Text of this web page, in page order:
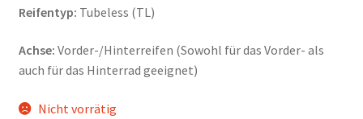
Reifentyp: Tubeless (TL)
Achse: Vorder-/Hinterreifen (Sowohl für das Vorder- als
auch für das Hinterrad geeignet)
Nicht vorrätig